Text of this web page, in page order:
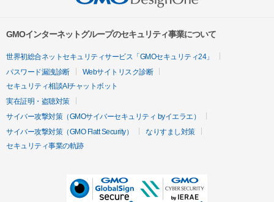
GMOインターネットグループのセキュリティ事業について
世界初総合ネットセキュリティサービス「GMOセキュリティ24」
パスワード漏洩診断
Webサイトリスク診断
セキュリティ相談AIチャットボット
実在証明・盗聴対策
サイバー攻撃対策（GMOサイバーセキュリティ byイエラエ）
サイバー攻撃対策（GMO Flatt Security）
なりすまし対策
セキュリティ事業の軌跡